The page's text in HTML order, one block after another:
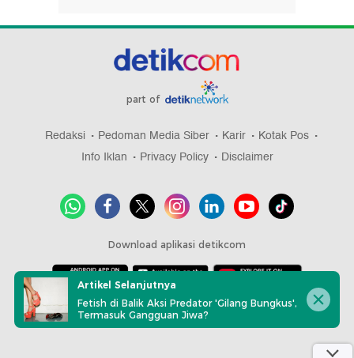
part of
Redaksi Pedoman Media Siber Karir
Kotak Pos
Info Iklan
Privacy Policy Disclaimer
Download aplikasi detikcom
Copyright @ 2026 detikcom, All right reserved
Artikel Selanjutnya
Fetish di Balik Aksi Predator 'Gilang Bungkus',
Termasuk Gangguan Jiwa?